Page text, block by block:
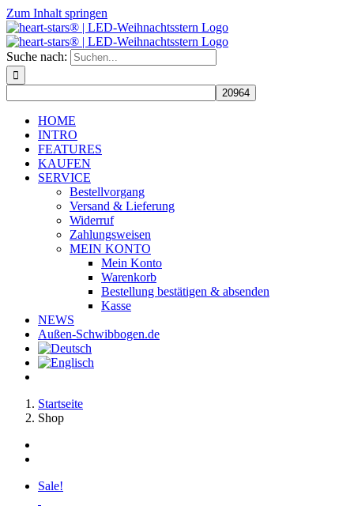
Zum Inhalt springen
Suche nach:
HOME
INTRO
FEATURES
KAUFEN
SERVICE
Bestellvorgang
Versand & Lieferung
Widerruf
Zahlungsweisen
MEIN KONTO
Mein Konto
Warenkorb
Bestellung bestätigen & absenden
Kasse
NEWS
Außen-Schwibbogen.de
Startseite
Shop
Sale!